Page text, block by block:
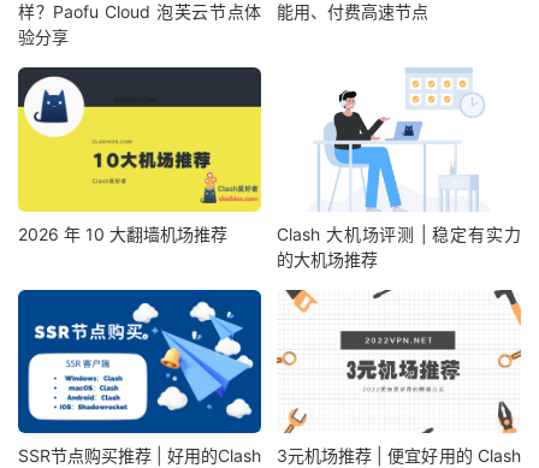
样？Paofu Cloud 泡芙云节点体
验分享
能用、付费高速节点
2026 年 10 大翻墙机场推荐
Clash 大机场评测 | 稳定有实力
的大机场推荐
SSR节点购买推荐 | 好用的Clash
3元机场推荐 | 便宜好用的 Clash